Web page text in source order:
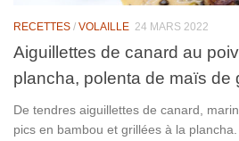
RECETTES / VOLAILLE 24 MARS 2022
Aiguillettes de canard au
plancha, polenta de maïs de
De tendres aiguillettes de canard,
pics en bambou et grillées à la